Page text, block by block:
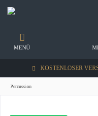
KOSTENLOSER
MENÜ
Percussion